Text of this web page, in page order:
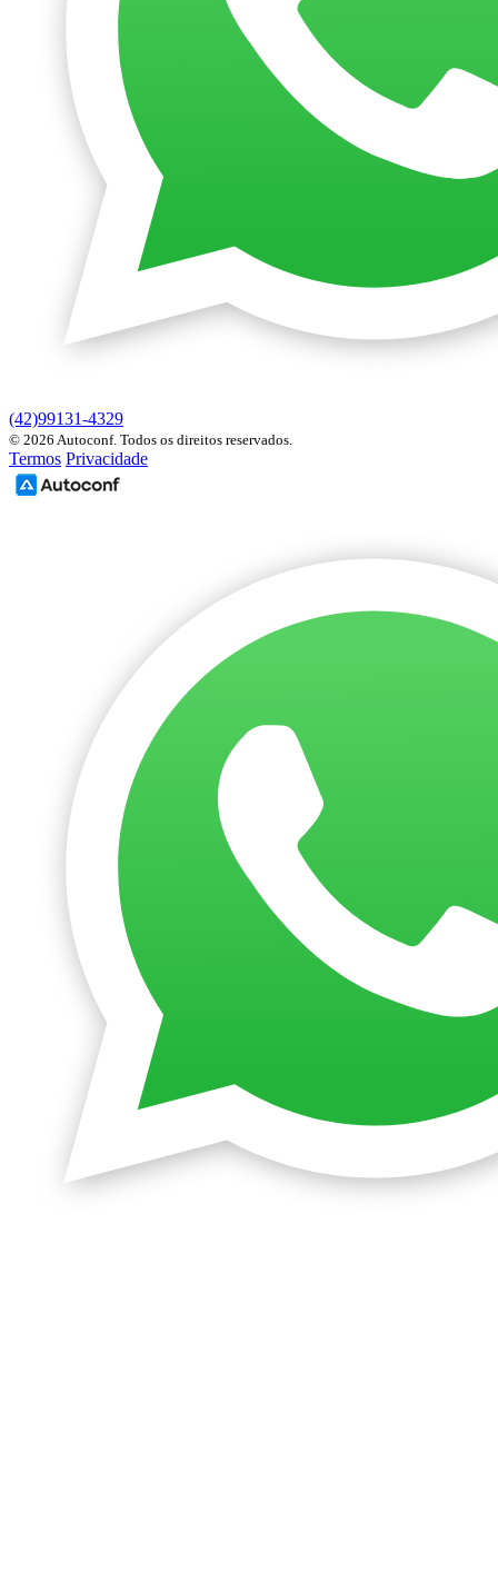
(42)99131-4329
© 2026 Autoconf. Todos os direitos reservados.
Termos Privacidade